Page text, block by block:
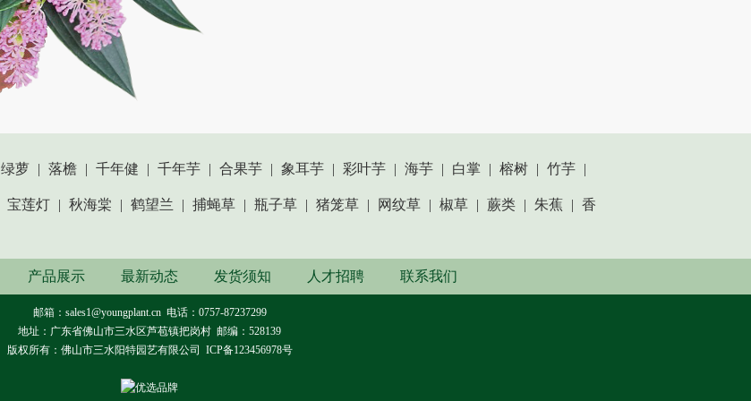
绿萝 | 落檐 | 千年健 | 千年芋 | 合果芋 | 象耳芋 | 彩叶芋 | 海芋 | 白掌 | 榕树 | 竹芋 |
宝莲灯 | 秋海棠 | 鹤望兰 | 捕蝇草 | 瓶子草 | 猪笼草 | 网纹草 | 椒草 | 蕨类 | 朱蕉 | 香
产品展示 最新动态 发货须知 人才招聘 联系我们
邮箱：sales1@youngplant.cn 电话： 0757-87237299
地址：广东省佛山市三水区芦苞镇把岗村 邮编：528139
版权所有：佛山市三水阳特园艺有限公司 ICP备123456978号